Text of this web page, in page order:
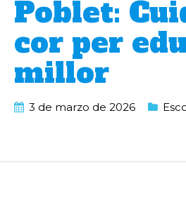
Poblet:
cor per
millor
3 de marzo de 2026